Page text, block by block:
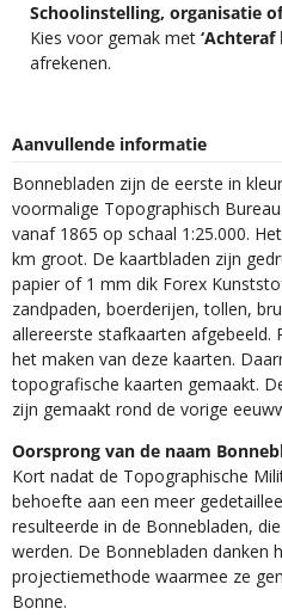
Schoolinstelling, organisatie
Kies voor gemak met ‘Achteraf
afrekenen.
Aanvullende informatie
Bonnebladen zijn de eerste in
voormalige Topographisch
vanaf 1865 op schaal 1:25.000.
km groot. De kaartbladen zijn
papier of 1 mm dik Forex
zandpaden, boerderijen, tollen,
allereerste stafkaarten afgebeeld.
het maken van deze kaarten.
topografische kaarten gemaakt.
zijn gemaakt rond de vorige
Oorsprong van de naam
Kort nadat de Topographische
behoefte aan een meer
resulteerde in de Bonnebladen,
werden. De Bonnebladen danken
projectiemethode waarmee ze
Bonne.